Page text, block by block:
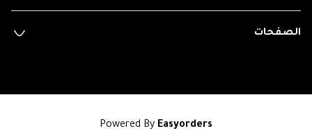
الصفحات
Powered By Easyorders